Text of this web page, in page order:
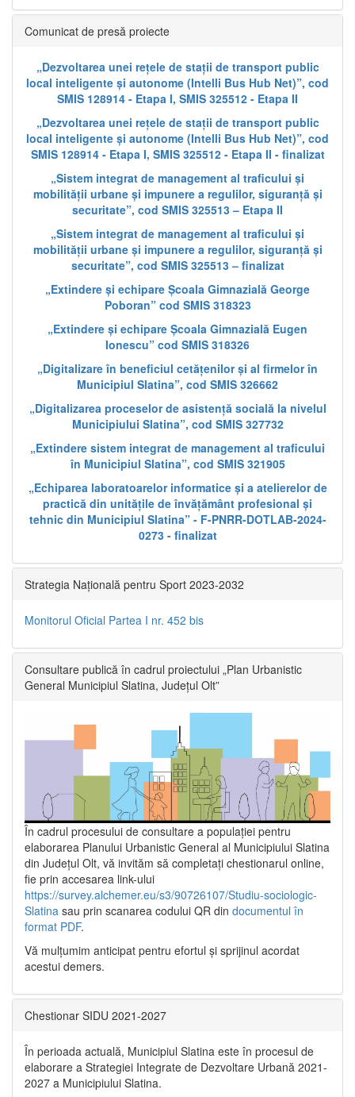
Comunicat de presă proiecte
„Dezvoltarea unei rețele de stații de transport public
local inteligente și autonome (Intelli Bus Hub Net)”, cod
SMIS 128914 - Etapa I, SMIS 325512 - Etapa II
„Dezvoltarea unei rețele de stații de transport public
local inteligente și autonome (Intelli Bus Hub Net)”, cod
SMIS 128914 - Etapa I, SMIS 325512 - Etapa II - finalizat
„Sistem integrat de management al traficului și
mobilității urbane și impunere a regulilor, siguranță și
securitate”, cod SMIS 325513 – Etapa II
„Sistem integrat de management al traficului și
mobilității urbane și impunere a regulilor, siguranță și
securitate”, cod SMIS 325513 – finalizat
„Extindere și echipare Școala Gimnazială George
Poboran” cod SMIS 318323
„Extindere și echipare Școala Gimnazială Eugen
Ionescu” cod SMIS 318326
„Digitalizare în beneficiul cetățenilor și al firmelor în
Municipiul Slatina”, cod SMIS 326662
„Digitalizarea proceselor de asistență socială la nivelul
Municipiului Slatina”, cod SMIS 327732
„Extindere sistem integrat de management al traficului
în Municipiul Slatina”, cod SMIS 321905
„Echiparea laboratoarelor informatice și a atelierelor de
practică din unitățile de învățământ profesional și
tehnic din Municipiul Slatina” - F-PNRR-DOTLAB-2024-
0273 - finalizat
Strategia Națională pentru Sport 2023-2032
Monitorul Oficial Partea I nr. 452 bis
Consultare publică în cadrul proiectului „Plan Urbanistic
General Municipiul Slatina, Județul Olt”
În cadrul procesului de consultare a populaţiei pentru
elaborarea Planului Urbanistic General al Municipiului Slatina
din Județul Olt, vă invităm să completați chestionarul online,
fie prin accesarea link-ului
https://survey.alchemer.eu/s3/90726107/Studiu-sociologic-
Slatina sau prin scanarea codului QR din documentul în
format PDF.
Vă mulţumim anticipat pentru efortul şi sprijinul acordat
acestui demers.
Chestionar SIDU 2021-2027
În perioada actuală, Municipiul Slatina este în procesul de
elaborare a Strategiei Integrate de Dezvoltare Urbană 2021‐
2027 a Municipiului Slatina.